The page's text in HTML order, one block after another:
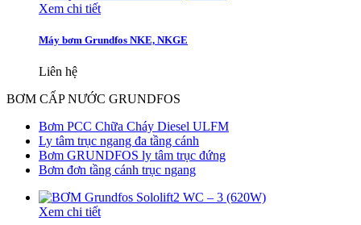
Xem chi tiết
Máy bơm Grundfos NKE, NKGE
Liên hệ
BƠM CẤP NƯỚC GRUNDFOS
Bơm PCC Chữa Cháy Diesel ULFM
Ly tâm trục ngang đa tầng cánh
Bơm GRUNDFOS ly tâm trục đứng
Bơm đơn tầng cánh trục ngang
Xem chi tiết